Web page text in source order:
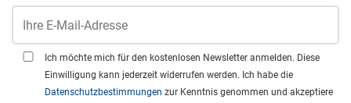
Ich möchte mich für den kostenlosen Newsletter anmelden. Diese
Einwilligung kann jederzeit widerrufen werden. Ich habe die
Datenschutzbestimmungen zur Kenntnis genommen und akzeptiere